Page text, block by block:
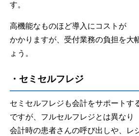
す。
高機能なものほど導入にコストが
かかりますが、受付業務の負担を大
ょう。
・セミセルフレジ
セミセルフレジも会計をサポートす
ですが、フルセルフレジとは異なり
会計時の患者さんの呼び出しや、レ